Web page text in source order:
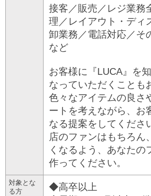
接客／販売／レジ業務
理／レイアウト・ディ
卸業務／電話対応／そ
など
お客様に『LUCA』を
なっていただくことも
色々なアイテムの良さ
ートを考えながら、お
なる提案をしてくださ
店のファンはもちろん
くなるよう、あなたの
作ってください。
対象とな
る方
◆高卒以上